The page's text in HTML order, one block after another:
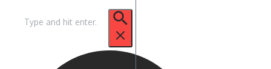
untuk: